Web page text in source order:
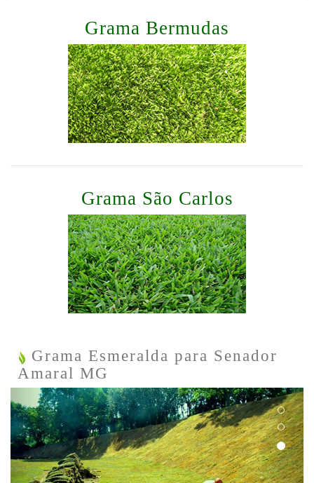
Grama Bermudas
Grama São Carlos
Grama Esmeralda para Senador
Amaral MG
Previous Next